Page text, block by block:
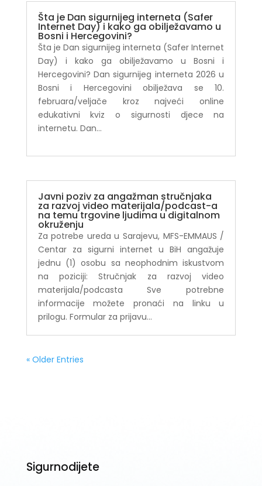
Šta je Dan sigurnijeg interneta (Safer
Internet Day) i kako ga obilježavamo u
Bosni i Hercegovini?
Šta je Dan sigurnijeg interneta (Safer Internet
Day) i kako ga obilježavamo u Bosni i
Hercegovini? Dan sigurnijeg interneta 2026 u
Bosni i Hercegovini obilježava se 10.
februara/veljače kroz najveći online
edukativni kviz o sigurnosti djece na
internetu. Dan...
Javni poziv za angažman stručnjaka
za razvoj video materijala/podcast-a
na temu trgovine ljudima u digitalnom
okruženju
Za potrebe ureda u Sarajevu, MFS-EMMAUS /
Centar za sigurni internet u BiH angažuje
jednu (1) osobu sa neophodnim iskustvom
na poziciji: Stručnjak za razvoj video
materijala/podcasta Sve potrebne
informacije možete pronaći na linku u
prilogu. Formular za prijavu...
« Older Entries
Sigurnodijete